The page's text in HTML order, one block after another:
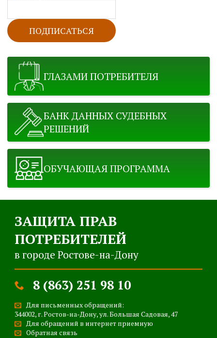
ГЛАЗАМИ ПОТРЕБИТЕЛЯ
БАНК ДАННЫХ СУДЕБНЫХ
РЕШЕНИЙ
ОБУЧАЮЩАЯ ПРОГРАММА
ЗАЩИТА ПРАВ
ПОТРЕБИТЕЛЕЙ
в городе Ростове-на-Дону
8 (863) 251 98 10
Для письменных обращений:
344002, г. Ростов-на-Дону, ул. Большая Садовая, 47
Для обращений в интернет приемную
Обратная связь